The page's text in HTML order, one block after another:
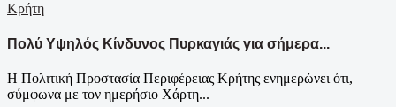
Κρήτη
Πολύ Υψηλός Κίνδυνος Πυρκαγιάς για σήμερα...
Η Πολιτική Προστασία Περιφέρειας Κρήτης ενημερώνει ότι,
σύμφωνα με τον ημερήσιο Χάρτη...